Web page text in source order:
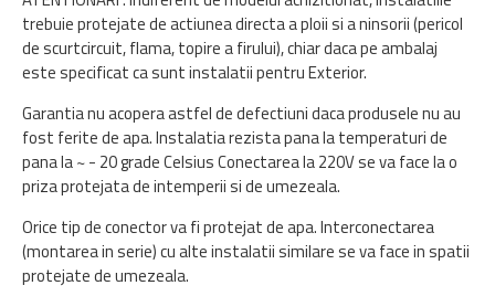
trebuie protejate de actiunea directa a ploii si a ninsorii (pericol
de scurtcircuit, flama, topire a firului), chiar daca pe ambalaj
este specificat ca sunt instalatii pentru Exterior.
Garantia nu acopera astfel de defectiuni daca produsele nu au
fost ferite de apa. Instalatia rezista pana la temperaturi de
pana la ~ - 20 grade Celsius Conectarea la 220V se va face la o
priza protejata de intemperii si de umezeala.
Orice tip de conector va fi protejat de apa. Interconectarea
(montarea in serie) cu alte instalatii similare se va face in spatii
protejate de umezeala.